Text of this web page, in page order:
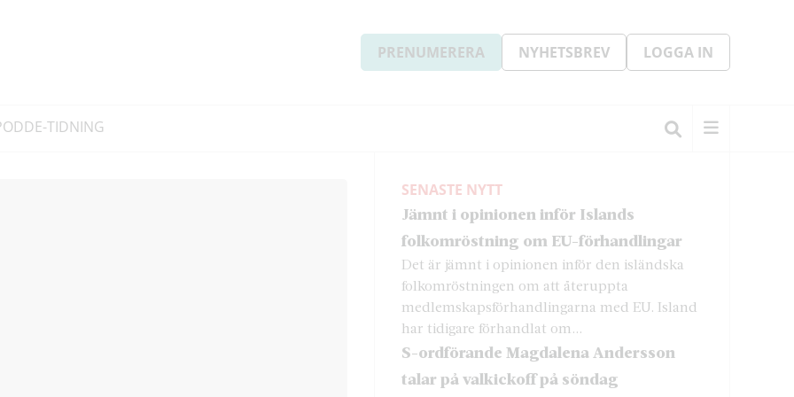
PRENUMERERA NYHETSBREV LOGGA IN
E-TIDNING
SENASTE NYTT
Jämnt i opinionen inför Islands
folkomröstning om EU-förhandlingar
Det är jämnt i opinionen inför den isländska
folkomröstningen om att återuppta
medlemskapsförhandlingarna med EU. Island
har tidigare förhandlat om...
S-ordförande Magdalena Andersson
talar på valkickoff på söndag